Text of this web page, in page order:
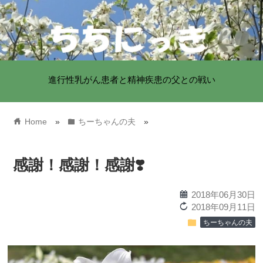
進行性乳がん患者と精神疾患の父との戦い
home Home » folder ちーちゃんの夫 »
感謝！感謝！感謝❣️
calendar 2018年06月30日
reload 2018年09月11日
folder ちーちゃんの夫